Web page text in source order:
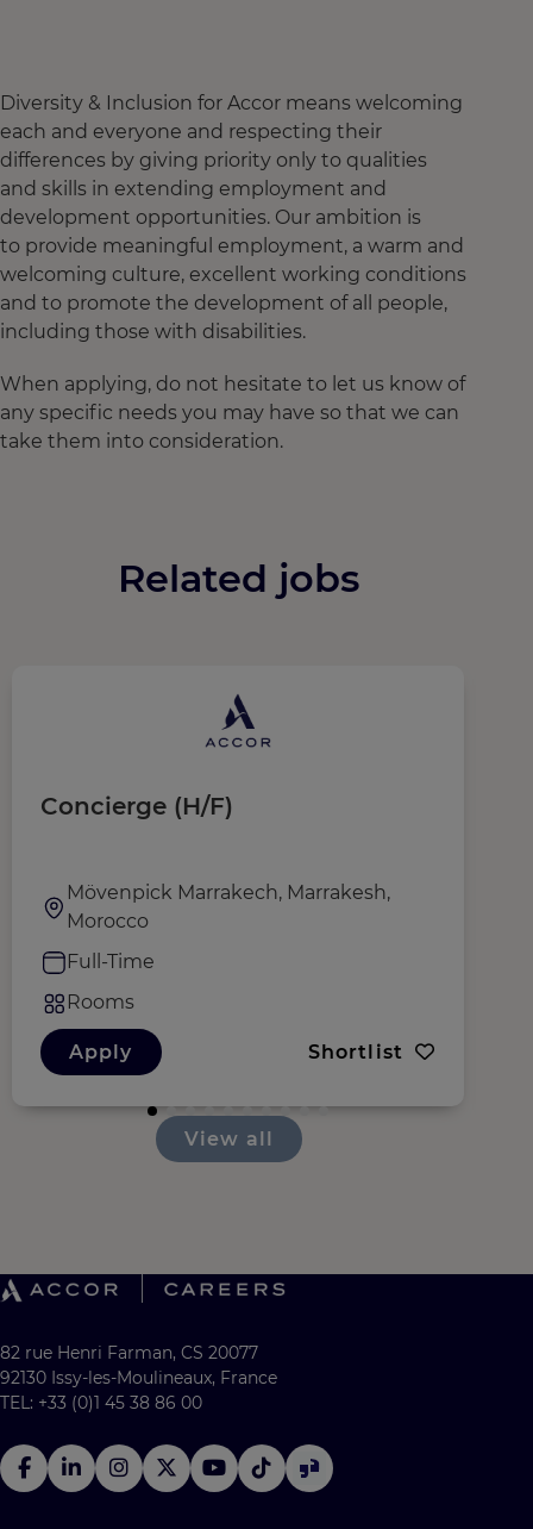
Diversity & Inclusion for Accor means welcoming
each and everyone and respecting their
differences by giving priority only to qualities
and skills in extending employment and
development opportunities. Our ambition is
to provide meaningful employment, a warm and
welcoming culture, excellent working conditions
and to promote the development of all people,
including those with disabilities.
When applying, do not hesitate to let us know of
any specific needs you may have so that we can
take them into consideration.
Related jobs
Concierge (H/F)
Mövenpick Marrakech, Marrakesh,
Morocco
Full-Time
Rooms
Apply Shortlist
View all
82 rue Henri Farman, CS 20077
92130 Issy-les-Moulineaux, France
TEL: +33 (0)1 45 38 86 00